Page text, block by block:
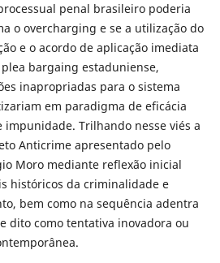
penal brasileiro poderia
o overcharging e se a utilização do
e o acordo de aplicação imediata
bargaing estaduniense,
inapropriadas para o sistema
em paradigma de eficácia
Trilhando nesse viés a
Anticrime apresentado pelo
Moro mediante reflexão inicial
históricos da criminalidade e
bem como na sequência adentra
dito como tentativa inovadora ou